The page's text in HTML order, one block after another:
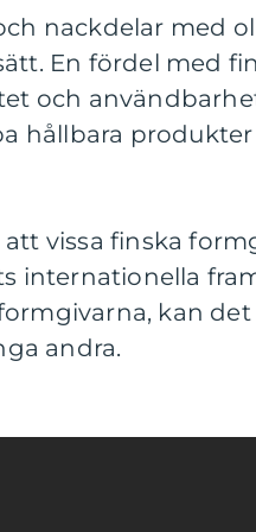
nackdelar med
En fördel med
och
hållbara
att vissa finska
internationella
kan
andra.